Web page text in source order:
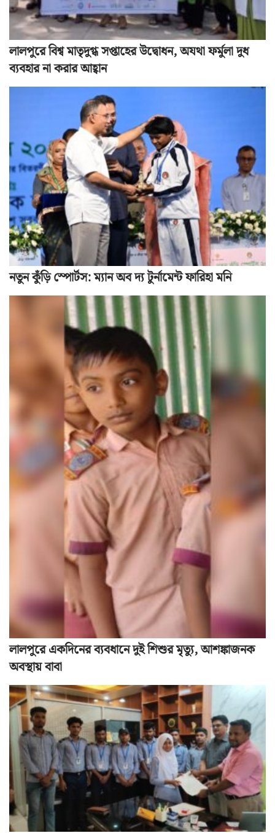
লালপুরে বিশ্ব মাতৃদুগ্ধ সপ্তাহের উদ্বোধন, অযথা ফর্মুলা দুধ
ব্যবহার না করার আহ্বান
নতুন কুঁড়ি স্পোর্টস: ম্যান অব দ্য টুর্নামেন্ট ফারিহা মনি
লালপুরে একদিনের ব্যবধানে দুই শিশুর মৃত্যু, আশঙ্কাজনক
অবস্থায় বাবা